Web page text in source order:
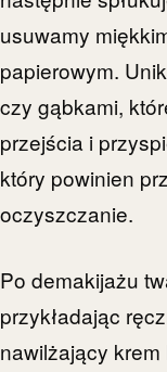
usuwamy
papierowym.
czy gąbkami,
przejścia i
który powinien
oczyszczanie.
Po demakijażu
przykładając
nawilżający